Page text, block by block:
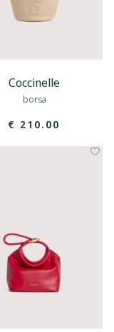
Coccinelle
borsa
€ 210.00